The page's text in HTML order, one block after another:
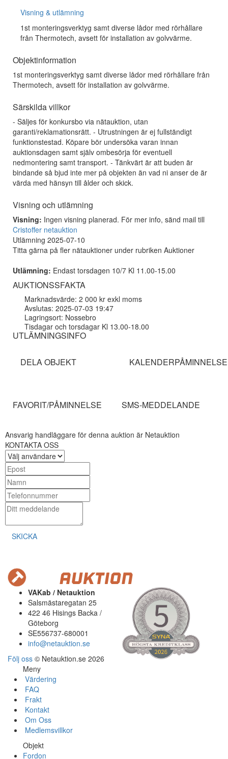
Visning & utlämning
1st monteringsverktyg samt diverse lådor med rörhållare
från Thermotech, avsett för installation av golvvärme.
Objektinformation
1st monteringsverktyg samt diverse lådor med rörhållare från
Thermotech, avsett för installation av golvvärme.
Särskilda villkor
- Säljes för konkursbo via nätauktion, utan
garanti/reklamationsrätt. - Utrustningen är ej fullständigt
funktionstestad. Köpare bör undersöka varan innan
auktionsdagen samt själv ombesörja för eventuell
nedmontering samt transport. - Tänkvärt är att buden är
bindande så bjud inte mer på objekten än vad ni anser de är
värda med hänsyn till ålder och skick.
Visning och utlämning
Visning: Ingen visning planerad. För mer info, sänd mail till
Cristoffer netauktion
Utlämning 2025-07-10
Titta gärna på fler nätauktioner under rubriken Auktioner
Utlämning: Endast torsdagen 10/7 Kl 11.00-15.00
AUKTIONSSFAKTA
Marknadsvärde: 2 000 kr exkl moms
Avslutas: 2025-07-03 19:47
Lagringsort: Nossebro
Tisdagar och torsdagar Kl 13.00-18.00
UTLÄMNINGSINFO
DELA OBJEKT KALENDERPÅMINNELSE
FAVORIT/PÅMINNELSE SMS-MEDDELANDE
Ansvarig handläggare för denna auktion är Netauktion
KONTAKTA OSS
SKICKA
VAKab / Netauktion
Salsmästaregatan 25
422 46 Hisings Backa /
Göteborg
SE556737-680001
info@netauktion.se
Följ oss © Netauktion.se 2026
Meny
Värdering
FAQ
Frakt
Kontakt
Om Oss
Medlemsvillkor
Objekt
Fordon